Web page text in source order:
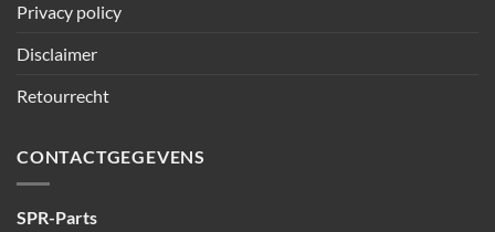
Privacy policy
Disclaimer
Retourrecht
CONTACTGEGEVENS
SPR-Parts